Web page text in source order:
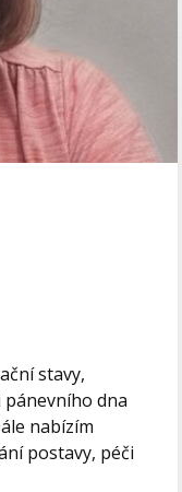
stavy,
dna
nabízím
postavy, péči